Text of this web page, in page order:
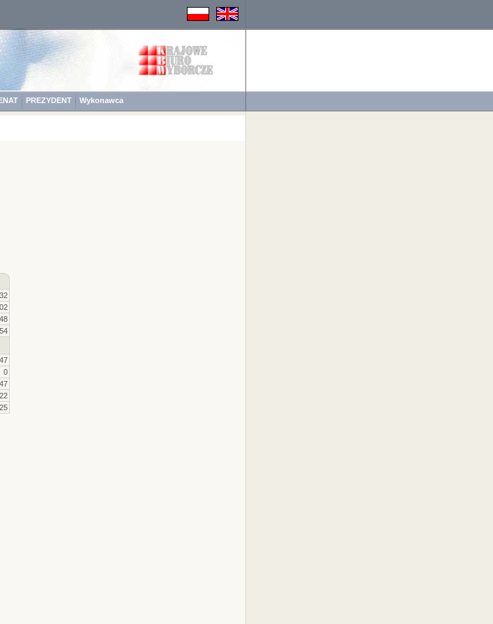
PREZYDENT Wykonawca
0
22